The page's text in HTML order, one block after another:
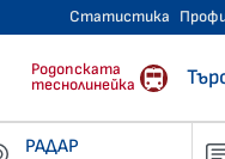
Статистика
превози
Родопската
теснолинейка
РАДАР